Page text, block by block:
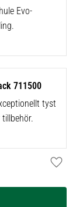
Evo-
711500
tyst